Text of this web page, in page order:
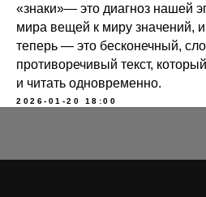
«знаки»— это диагноз нашей
мира вещей к миру значений,
теперь — это бесконечный,
противоречивый текст,
и читать одновременно.
2026-01-20 18:00